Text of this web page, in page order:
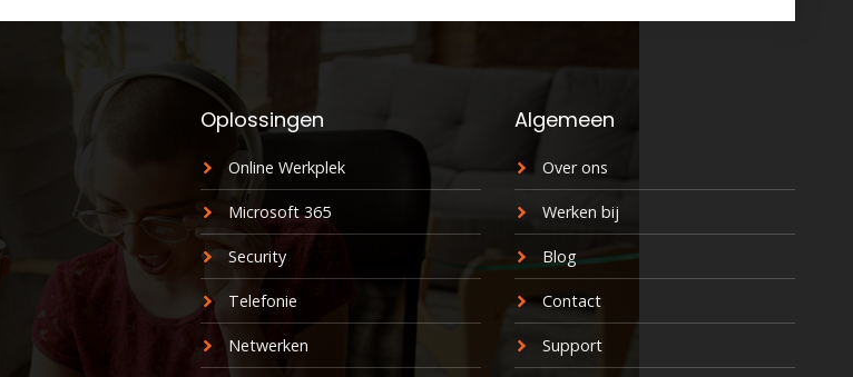
Oplossingen
Online Werkplek
Microsoft 365
Security
Telefonie
Netwerken
Algemeen
Over ons
Werken bij
Blog
Contact
Support